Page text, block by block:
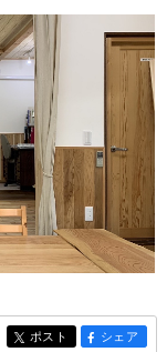
entry118
ポスト entry118
シェア